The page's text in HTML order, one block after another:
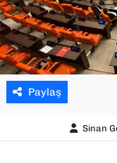
Paylaş
Sinan
YEREL